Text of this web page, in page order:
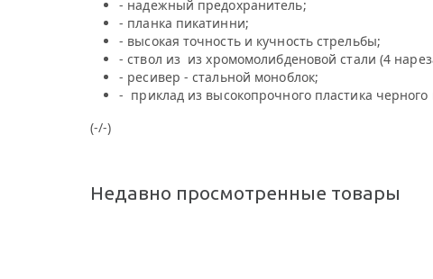
- надежный предохранитель;
- планка пикатинни;
- высокая точность и кучность стрельбы;
- ствол из из хромомолибденовой стали (4
- ресивер - стальной моноблок;
- приклад из высокопрочного пластика черного
(-/-)
Недавно просмотренные товары